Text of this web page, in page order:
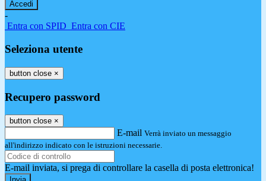
-
Entra con SPID Entra con CIE
Seleziona utente
button close ×
Recupero password
button close ×
E-mail Verrà inviato un messaggio
all'indirizzo indicato con le istruzioni necessarie.
E-mail inviata, si prega di controllare la casella di posta elettronica!